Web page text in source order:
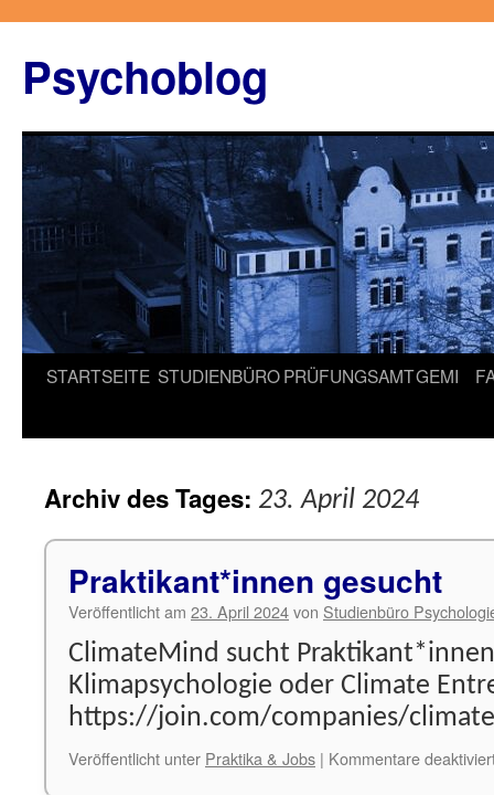
springen
Psychoblog
STARTSEITE STUDIENBÜROPRÜFUNGSAMTGEMI
Archiv des Tages: 23. April 2024
Praktikant*innen gesucht
Veröffentlicht am 23. April 2024von Studienbüro
ClimateMind sucht
Klimapsychologie oder Climate
https://join.com/companies/
Veröffentlicht unter Praktika & Jobs | Kommentare